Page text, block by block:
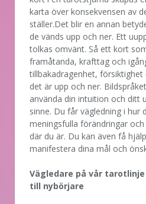
karta över konsekvensen av
ställer.Det blir en annan
de vänds upp och ner. Ett
tolkas omvänt. Så ett kort
framåtanda, krafttag och
tillbakadragenhet,
det är upp och ner.
använda din intuition och ditt
sinne. Du får vägledning i hur
meningsfulla förändringar
där du är. Du kan även få
manifestera dina mål och
Vägledare på vår
till nybörjare